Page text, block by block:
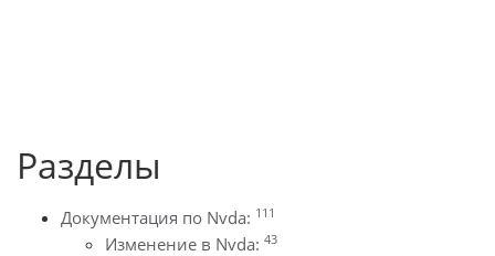
Разделы
Документация по Nvda: 111
Изменение в Nvda: 43